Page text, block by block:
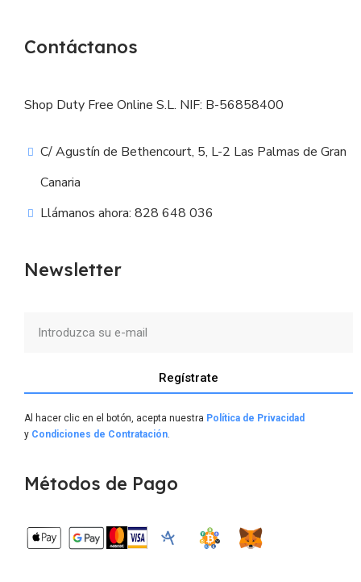
Contáctanos
Shop Duty Free Online S.L. NIF: B-56858400
C/ Agustín de Bethencourt, 5, L-2 Las Palmas de Gran
Canaria
Llámanos ahora: 828 648 036
Newsletter
Regístrate
Al hacer clic en el botón, acepta nuestra Política de Privacidad
y Condiciones de Contratación
Métodos de Pago